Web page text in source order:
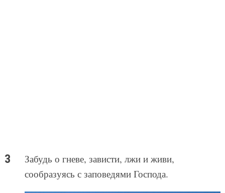
Забудь о гневе, зависти, лжи и живи,
сообразуясь с заповедями Господа.